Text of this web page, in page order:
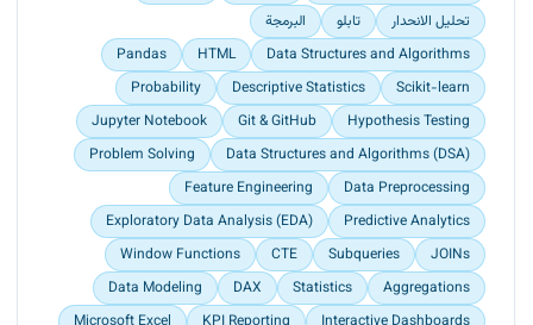
تحليل الانحدار
تابلو
البرمجة
Data Structures and Algorithms
HTML
Pandas
Scikit-learn
Descriptive Statistics
Probability
Hypothesis Testing
Git & GitHub
Jupyter Notebook
Data Structures and Algorithms (DSA)
Problem Solving
Data Preprocessing
Feature Engineering
Predictive Analytics
Exploratory Data Analysis (EDA)
JOINs
Subqueries
CTE
Window Functions
Aggregations
Statistics
DAX
Data Modeling